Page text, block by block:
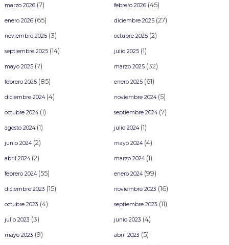
marzo 2026(7) febrero 2026(45)
enero 2026(65) diciembre 2025(27)
noviembre 2025(3) octubre 2025(2)
septiembre 2025(14) julio 2025(1)
mayo 2025(7) marzo 2025(32)
febrero 2025(85) enero 2025(61)
diciembre 2024(4) noviembre 2024(5)
octubre 2024(1) septiembre 2024(7)
agosto 2024(1) julio 2024(1)
junio 2024(2) mayo 2024(4)
abril 2024(2) marzo 2024(1)
febrero 2024(55) enero 2024(99)
diciembre 2023 (15) noviembre 2023 (16)
octubre 2023 (4) septiembre 2023 (11)
julio 2023 (3) junio 2023 (4)
mayo 2023 (9) abril 2023 (5)